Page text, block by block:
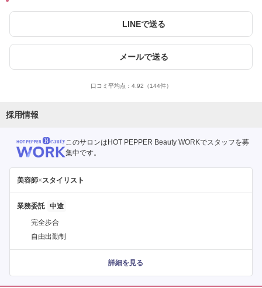
LINEで送る
メールで送る
口コミ平均点： 4.92 （144件）
採用情報
このサロンはHOT PEPPER Beauty WORKでスタッフを募
集中です。
美容師×スタイリスト
業務委託
完全歩合
自由出勤制
詳細を見る